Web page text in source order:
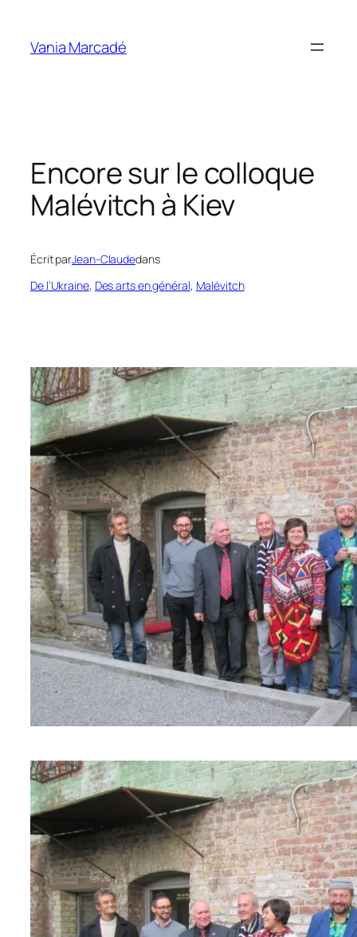
contenu
Vania Marcadé
Encore sur le colloque
Malévitch à Kiev
Écrit parJean-Claudedans
De l’Ukraine, Des arts en général, Malévitch